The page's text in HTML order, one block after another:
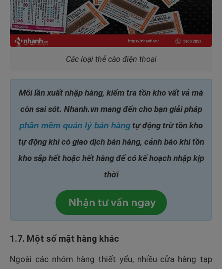
Các loại thẻ cào điện thoại
Mỗi lần xuất nhập hàng, kiểm tra tồn kho vất vả mà
còn sai sót. Nhanh.vn mang đến cho bạn giải pháp
phần mềm quản lý bán hàng tự động trừ tồn kho
tự động khi có giao dịch bán hàng, cảnh báo khi tồn
kho sắp hết hoặc hết hàng để có kế hoạch nhập kịp
thời
1.7. Một số mặt hàng khác
Ngoài các nhóm hàng thiết yếu, nhiều cửa hàng tạp